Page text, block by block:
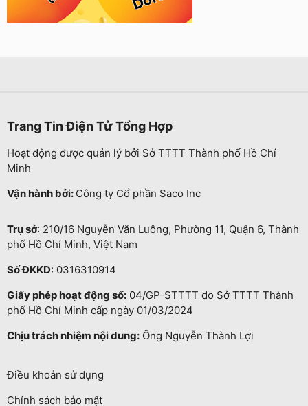
Trang Tin Điện Tử Tổng Hợp
Hoạt động được quản lý bởi Sở TTTT Thành phố Hồ Chí
Minh
Vận hành bởi: Công ty Cổ phần Saco Inc
Trụ sở: 210/16 Nguyễn Văn Luông, Phường 11, Quận 6, Thành
phố Hồ Chí Minh, Việt Nam
Số ĐKKD: 0316310914
Giấy phép hoạt động số: 04/GP-STTTT do Sở TTTT Thành
phố Hồ Chí Minh cấp ngày 01/03/2024
Chịu trách nhiệm nội dung: Ông Nguyễn Thành Lợi
Điều khoản sử dụng
Chính sách bảo mật